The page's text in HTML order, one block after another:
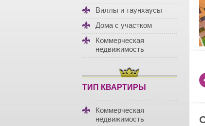
Виллы и таунхаусы
Дома с участком
Коммерческая
недвижимость
ТИП КВАРТИРЫ
Коммерческая
недвижимость